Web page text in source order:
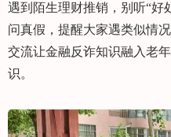
遇到陌生理财推销，别听“好
问真假，提醒大家遇类似情
交流让金融反诈知识融入老
识。